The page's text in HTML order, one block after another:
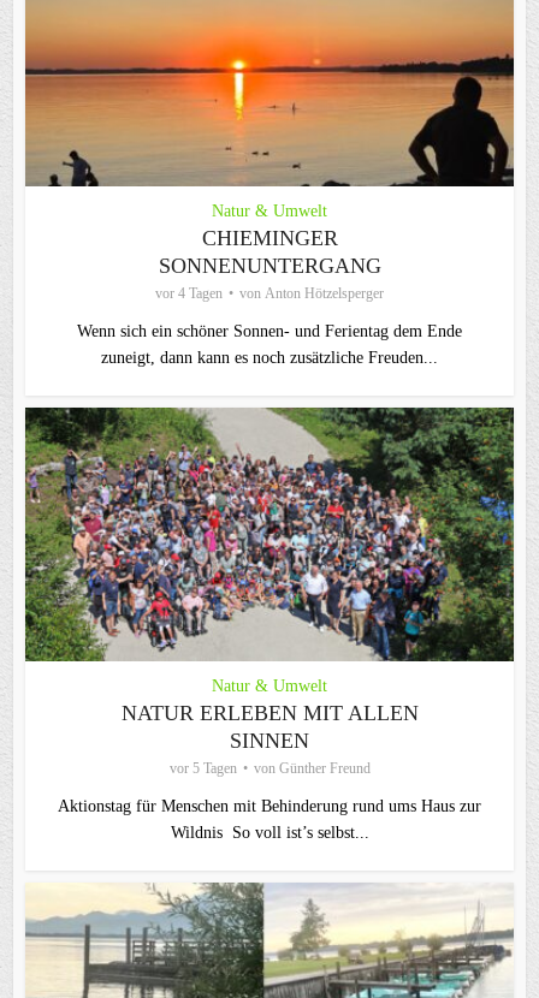
Natur & Umwelt
CHIEMINGER
SONNENUNTERGANG
vor 4 Tagen von Anton Hötzelsperger
Wenn sich ein schöner Sonnen- und Ferientag dem Ende
zuneigt, dann kann es noch zusätzliche Freuden...
Natur & Umwelt
NATUR ERLEBEN MIT ALLEN
SINNEN
vor 5 Tagen von Günther Freund
Aktionstag für Menschen mit Behinderung rund ums Haus zur
Wildnis So voll ist’s selbst...